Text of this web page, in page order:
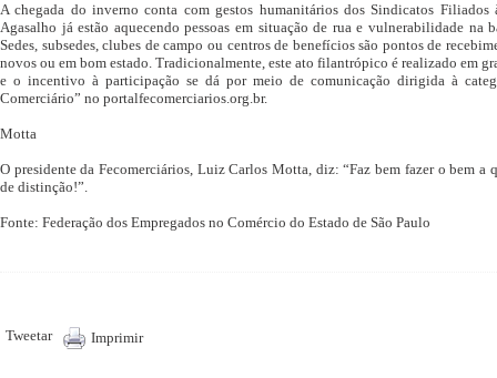
A chegada do inverno conta com gestos humanitários dos Sindicatos Filiados
Agasalho já estão aquecendo pessoas em situação de rua e vulnerabilidade na
Sedes, subsedes, clubes de campo ou centros de benefícios são pontos de
novos ou em bom estado. Tradicionalmente, este ato filantrópico é realizado em
e o incentivo à participação se dá por meio de comunicação dirigida à
Comerciário” no portalfecomerciarios.org.br.
Motta
O presidente da Fecomerciários, Luiz Carlos Motta, diz: “Faz bem fazer o bem a
de distinção!”.
Fonte: Federação dos Empregados no Comércio do Estado de São Paulo
Tweetar Imprimir